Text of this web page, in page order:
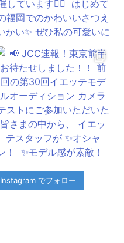
Instagram でフォロー